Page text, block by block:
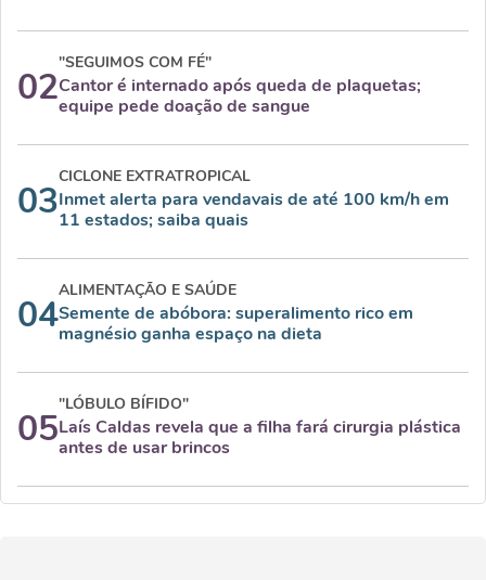
02
"SEGUIMOS COM FÉ"
Cantor é internado após queda de plaquetas;
equipe pede doação de sangue
03
CICLONE EXTRATROPICAL
Inmet alerta para vendavais de até 100 km/h em
11 estados; saiba quais
04
ALIMENTAÇÃO E SAÚDE
Semente de abóbora: superalimento rico em
magnésio ganha espaço na dieta
05
"LÓBULO BÍFIDO"
Laís Caldas revela que a filha fará cirurgia plástica
antes de usar brincos